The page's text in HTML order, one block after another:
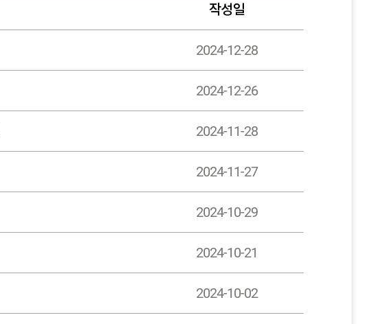
작성일
2024-12-28
2024-12-26
2024-11-28
2024-11-27
2024-10-29
2024-10-21
2024-10-02